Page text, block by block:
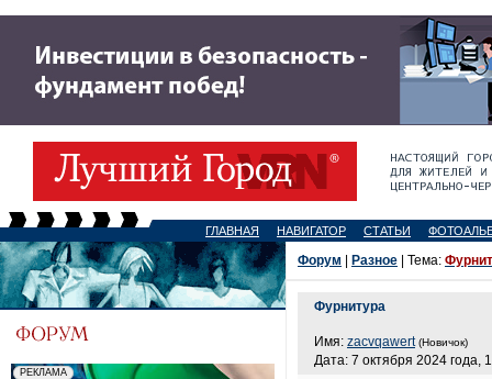
ГЛАВНАЯ НАВИГАТОР СТАТЬИ
Форум Разное | Тема:
Фурнитура
Имя: zacvqawert (Новичок)
Дата: 7 октября 2024 года,